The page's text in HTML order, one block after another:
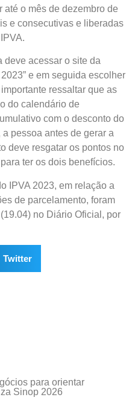
até o mês de dezembro de
e consecutivas e liberadas
deve acessar o site da
e em seguida escolher
ressaltar que as
do calendário de
com o desconto do
pessoa antes de gerar a
deve resgatar os pontos no
ter os dois benefícios.
IPVA 2023, em relação a
de parcelamento, foram
no Diário Oficial, por
Twitter
para orientar
Sinop 2026